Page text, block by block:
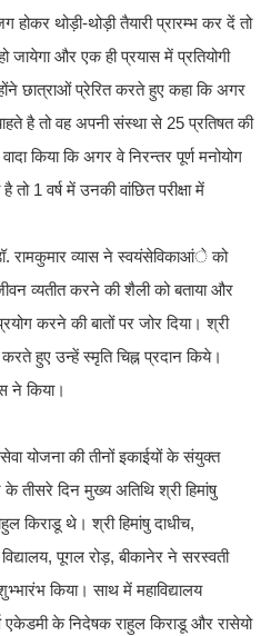
होकर थोड़ी-थोड़ी तैयारी प्रारम्भ कर दें तो
जायेगा और एक ही प्रयास में प्रतियोगी
छात्राओं प्रेरित करते हुए कहा कि अगर
है तो वह अपनी संस्था से 25 प्रतिषत की
किया कि अगर वे निरन्तर पूर्ण मनोयोग
1 वर्ष में उनकी वांछित परीक्षा में
रामकुमार व्यास ने स्वयंसेविकाआंे को
व्यतीत करने की शैली को बताया और
करने की बातों पर जोर दिया। श्री
हुए उन्हें स्मृति चिह्न प्रदान किये।
ने किया।
सेवा योजना की तीनों इकाईयों के संयुक्त
के तीसरे दिन मुख्य अतिथि श्री हिमांषु
किराडू थे। श्री हिमांषु दाधीच,
पूगल रोड़, बीकानेर ने सरस्वती
किया। साथ में महाविद्यालय
एकेडमी के निदेषक राहुल किराडू और रासेयो